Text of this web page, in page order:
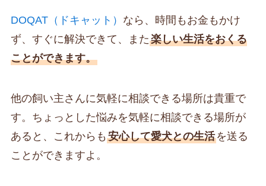
DOQAT（ドキャット） なら、時間もお金もかけ
ず、すぐに解決できて、また楽しい生活をおくる
ことができます。
他の飼い主さんに気軽に相談できる場所は貴重で
す。ちょっとした悩みを気軽に相談できる場所が
あると、これからも 安心して愛犬との生活を送る
ことができますよ。